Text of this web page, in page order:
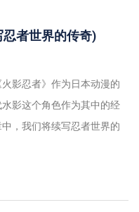
者世界的传奇)
影忍者》作为日本动漫的
影这个角色作为其中的经
，我们将续写忍者世界的